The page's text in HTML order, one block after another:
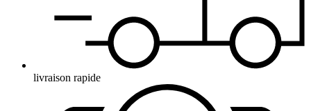
livraison rapide